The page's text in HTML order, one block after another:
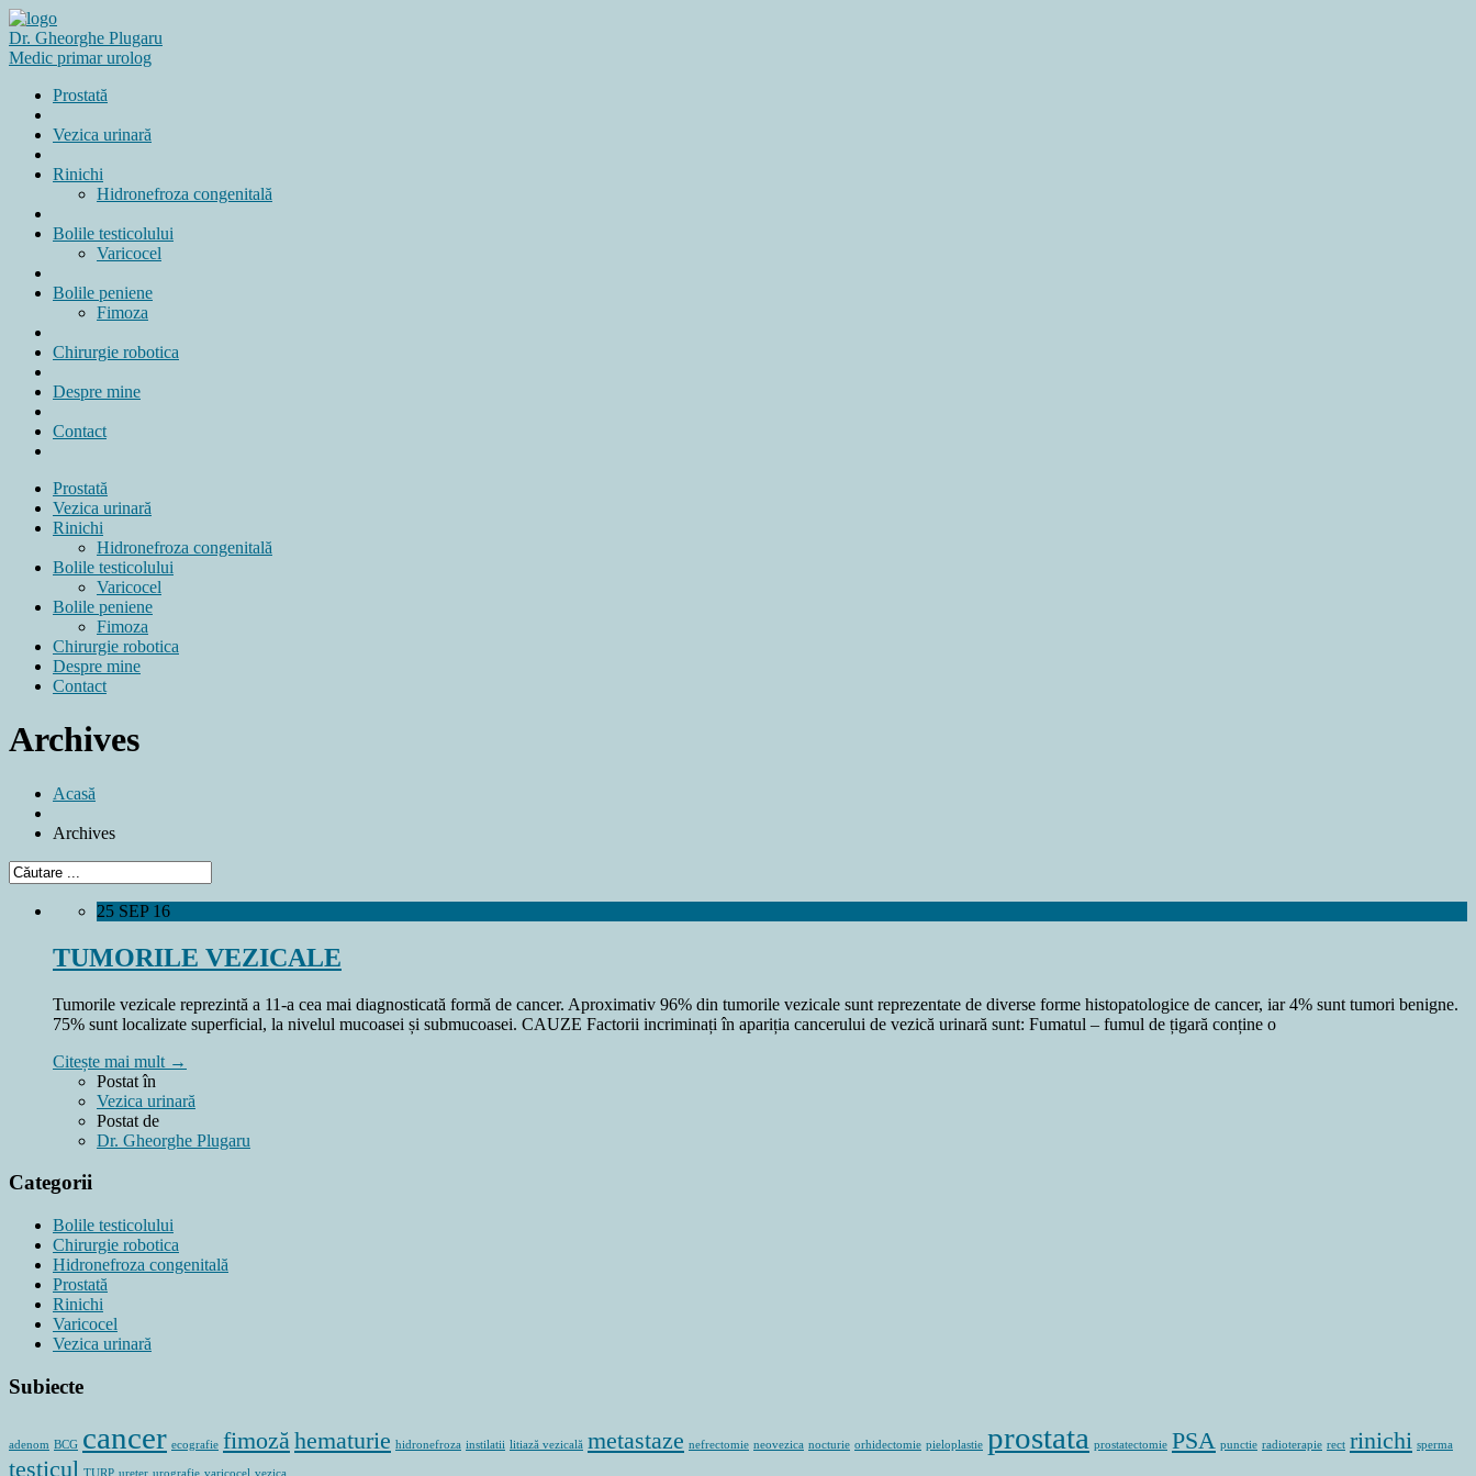
Dr. Gheorghe Plugaru
Medic primar urolog
Prostată
Vezica urinară
Rinichi
Hidronefroza congenitală
Bolile testicolului
Varicocel
Bolile peniene
Fimoza
Chirurgie robotica
Despre mine
Contact
Prostată
Vezica urinară
Rinichi
Hidronefroza congenitală
Bolile testicolului
Varicocel
Bolile peniene
Fimoza
Chirurgie robotica
Despre mine
Contact
Archives
Acasă
Archives
25 SEP 16
TUMORILE VEZICALE
Tumorile vezicale reprezintă a 11-a cea mai diagnosticată formă de cancer. Aproximativ 96% din tumorile vezicale sunt reprezentate de diverse forme histopatologice de cancer, iar 4% sunt tumori benigne.
75% sunt localizate superficial, la nivelul mucoasei și submucoasei. CAUZE Factorii incriminați în apariția cancerului de vezică urinară sunt: Fumatul – fumul de țigară conține o
Citește mai mult →
Postat în
Vezica urinară
Postat de
Dr. Gheorghe Plugaru
Categorii
Bolile testicolului
Chirurgie robotica
Hidronefroza congenitală
Prostată
Rinichi
Varicocel
Vezica urinară
Subiecte
adenom BCG cancer ecografie fimoză hematurie hidronefroza instilatii litiază vezicală metastaze nefrectomie neovezica nocturie orhidectomie pieloplastie prostata prostatectomie PSA punctie radioterapie rect rinichi sperma
testicul TURP ureter urografie varicocel vezica